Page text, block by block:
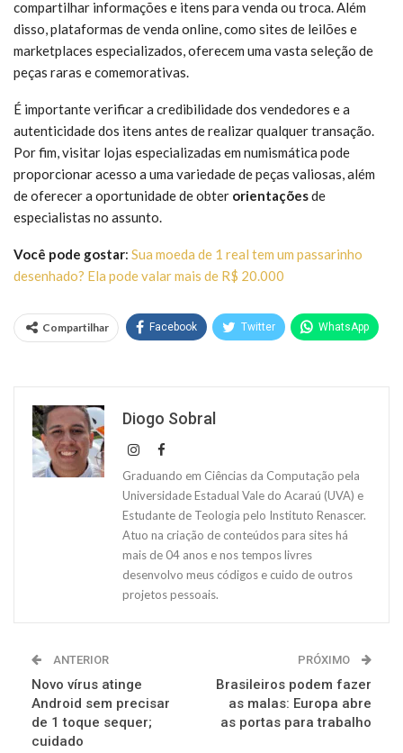
compartilhar informações e itens para venda ou troca. Além
disso, plataformas de venda online, como sites de leilões e
marketplaces especializados, oferecem uma vasta seleção de
peças raras e comemorativas.
É importante verificar a credibilidade dos vendedores e a
autenticidade dos itens antes de realizar qualquer transação.
Por fim, visitar lojas especializadas em numismática pode
proporcionar acesso a uma variedade de peças valiosas, além
de oferecer a oportunidade de obter orientaçõesde
especialistas no assunto.
Você pode gostar: Sua moeda de 1 real tem um passarinho
desenhado? Ela pode valar mais de R$ 20.000
Compartilhar Facebook Twitter WhatsApp
Diogo Sobral
Graduando em Ciências da Computação pela
Universidade Estadual Vale do Acaraú (UVA) e
Estudante de Teologia pelo Instituto Renascer.
Atuo na criação de conteúdos para sites há
mais de 04 anos e nos tempos livres
desenvolvo meus códigos e cuido de outros
projetos pessoais.
ANTERIOR
Novo vírus atinge
Android sem precisar
de 1 toque sequer;
cuidado
PRÓXIMO
Brasileiros podem fazer
as malas: Europa abre
as portas para trabalho